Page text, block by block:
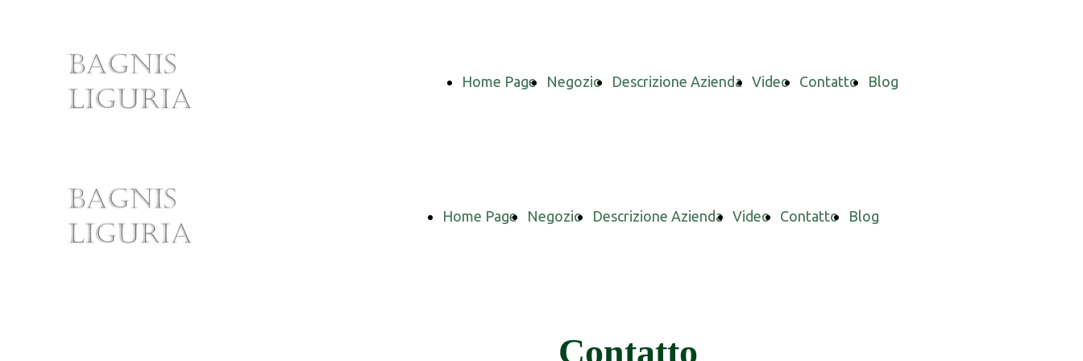
Home Page Negozio Descrizione Azienda Video Contatto Blog
Home Page Negozio Descrizione Azienda Video Contatto Blog
Contatto